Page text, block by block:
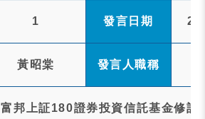
1 發言日期
黃昭棠 發言人職稱
富邦上証180證券投資信託基金修訂